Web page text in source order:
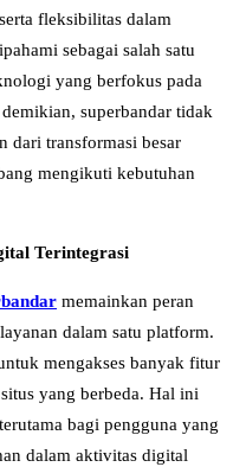
fleksibilitas dalam
sebagai salah satu
yang berfokus pada
superbandar tidak
dari transformasi besar
mengikuti kebutuhan
Terintegrasi
memainkan peran
dalam satu platform.
mengakses banyak fitur
yang berbeda. Hal ini
bagi pengguna yang
dalam aktivitas digital